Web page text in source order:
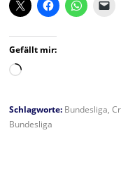
Gefällt mir:
Wird
Schlagworte: Bundesliga,
Bundesliga